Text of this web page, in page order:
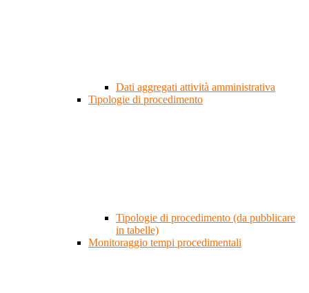
Dati aggregati attività amministrativa
Tipologie di procedimento
Tipologie di procedimento (da pubblicare
in tabelle)
Monitoraggio tempi procedimentali